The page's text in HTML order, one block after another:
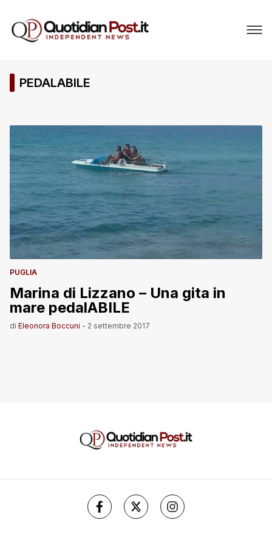
PEDALABILE
PUGLIA
Marina di Lizzano – Una gita in
mare pedalABILE
di Eleonora Boccuni - 2 settembre 2017